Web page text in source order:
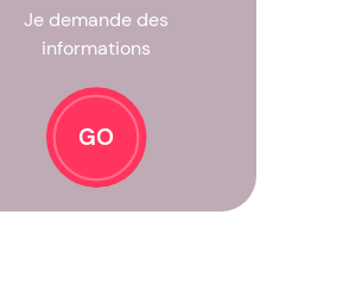
Je demande des
informations
GO